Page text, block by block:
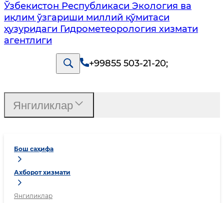
Ўзбекистон Республикаси Экология ва
иқлим ўзгариши миллий қўмитаси
ҳузуридаги Гидрометеорология хизмати
агентлиги
+99855 503-21-20;
Бош саҳифа
Ахборот хизмати
Янгиликлар
Янгиликлар